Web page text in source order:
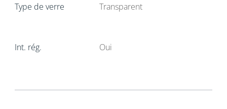
Type de verre Transparent
Int. rég. Oui